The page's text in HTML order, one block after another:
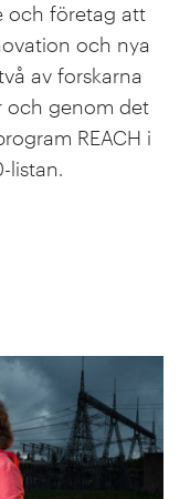
och företag att
och nya
av forskarna
och genom det
REACH i
listan.